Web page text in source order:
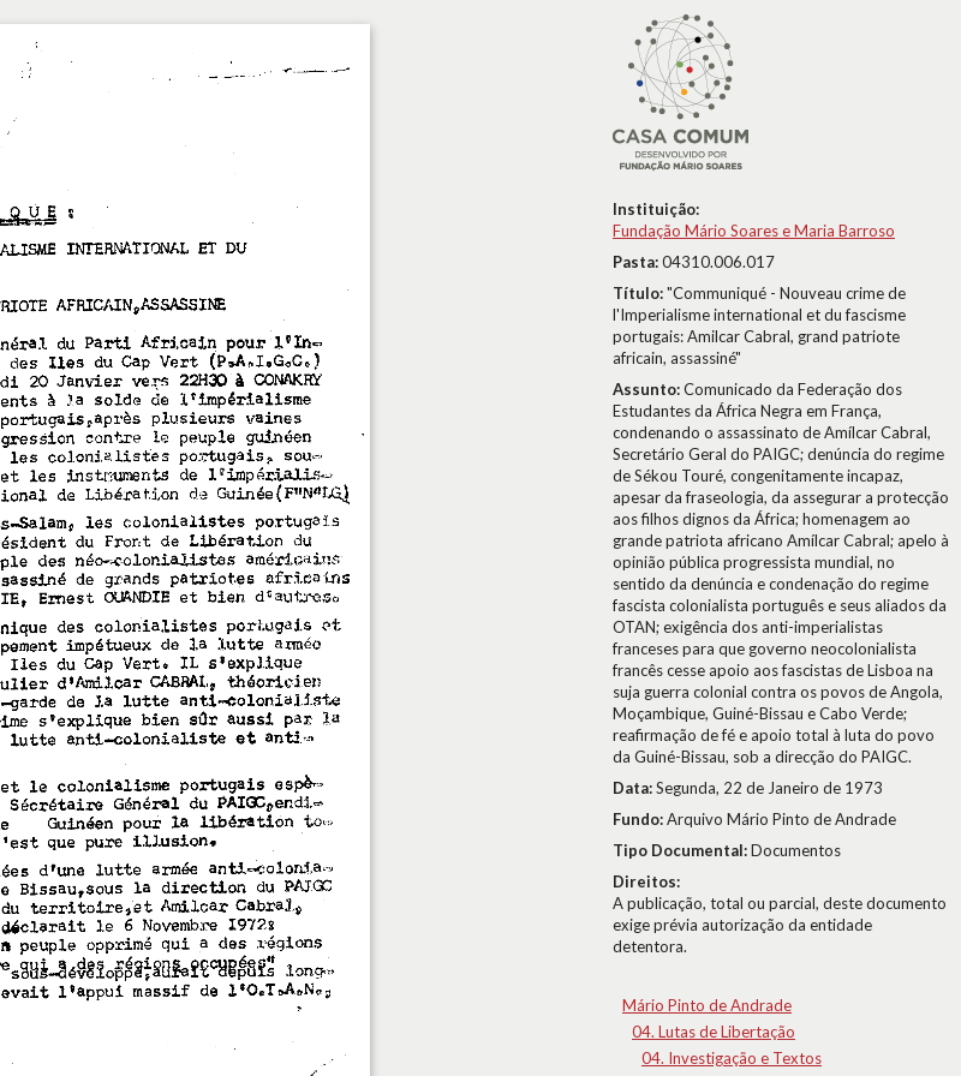
Instituição:
Fundação Mário Soares e Maria Barroso
Pasta:04310.006.017
Título:"Communiqué - Nouveau crime de
l'Imperialisme international et du fascisme
portugais: Amilcar Cabral, grand patriote
africain, assassiné"
Assunto:Comunicado da Federação dos
Estudantes da África Negra em França,
condenando o assassinato de Amílcar Cabral,
Secretário Geral do PAIGC; denúncia do regime
de Sékou Touré, congenitamente incapaz,
apesar da fraseologia, da assegurar a protecção
aos filhos dignos da África; homenagem ao
grande patriota africano Amílcar Cabral; apelo à
opinião pública progressista mundial, no
sentido da denúncia e condenação do regime
fascista colonialista português e seus aliados da
OTAN; exigência dos anti-imperialistas
franceses para que governo neocolonialista
francês cesse apoio aos fascistas de Lisboa na
suja guerra colonial contra os povos de Angola,
Moçambique, Guiné-Bissau e Cabo Verde;
reafirmação de fé e apoio total à luta do povo
da Guiné-Bissau, sob a direcção do PAIGC.
Data:Segunda, 22 de Janeiro de 1973
Fundo:Arquivo Mário Pinto de Andrade
Tipo Documental:Documentos
Direitos:
A publicação, total ou parcial, deste documento
exige prévia autorização da entidade
detentora.
Mário Pinto de Andrade
04. Lutas de Libertação
04. Investigação e Textos